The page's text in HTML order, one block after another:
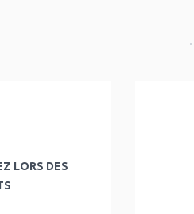
LORS DES